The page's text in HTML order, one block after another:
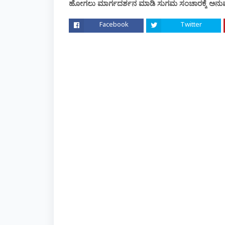
ಹೋಗಲು ಮಾರ್ಗದರ್ಶನ ಮಾಡಿ ಸುಗಮ ಸಂಚಾರಕ್ಕೆ
Facebook Twitter